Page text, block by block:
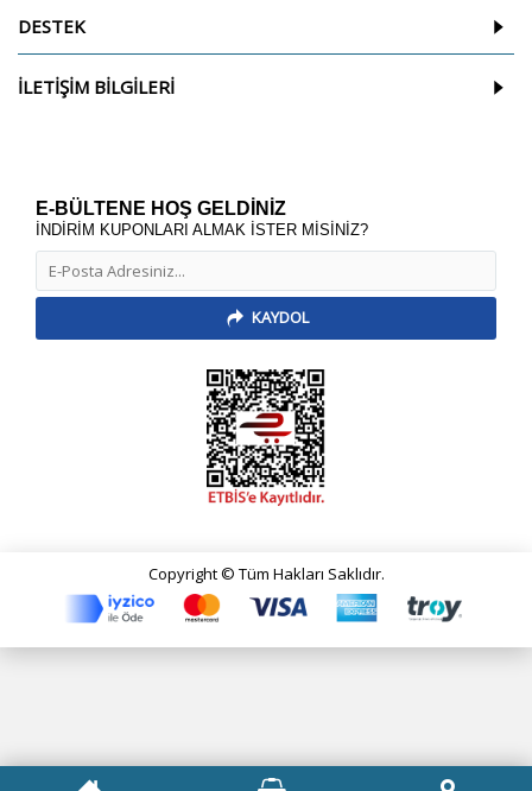
DESTEK
İLETİŞİM BİLGİLERİ
E-BÜLTENE HOŞ GELDİNİZ
İNDİRİM KUPONLARI ALMAK İSTER MİSİNİZ?
KAYDOL
Copyright © Tüm Hakları Saklıdır.